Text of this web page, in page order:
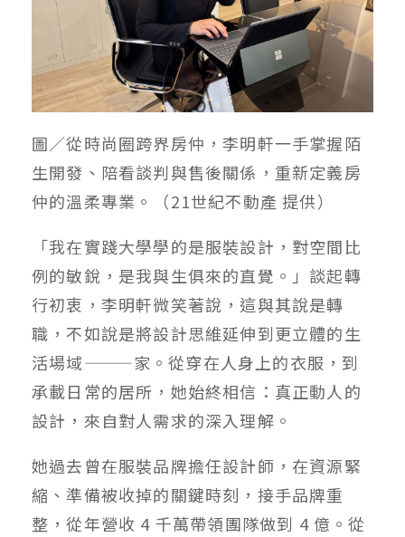
圖／從時尚圈跨界房仲，李明軒一手掌握陌
生開發、陪看談判與售後關係，重新定義房
仲的溫柔專業。（21世紀不動產 提供）
「我在實踐大學學的是服裝設計，對空間比
例的敏銳，是我與生俱來的直覺。」談起轉
行初衷，李明軒微笑著說，這與其說是轉
職，不如說是將設計思維延伸到更立體的生
活場域———家。從穿在人身上的衣服，到
承載日常的居所，她始終相信：真正動人的
設計，來自對人需求的深入理解。
她過去曾在服裝品牌擔任設計師，在資源緊
縮、準備被收掉的關鍵時刻，接手品牌重
整，從年營收 4 千萬帶領團隊做到 4 億。從